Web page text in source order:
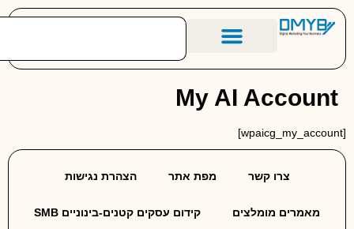
My AI Account
[wpaicg_my_account]
צרו קשר מפת אתר הצהרת נגישות
מאמרים מומלצים קידום עסקים קטנים-בינוניים SMB